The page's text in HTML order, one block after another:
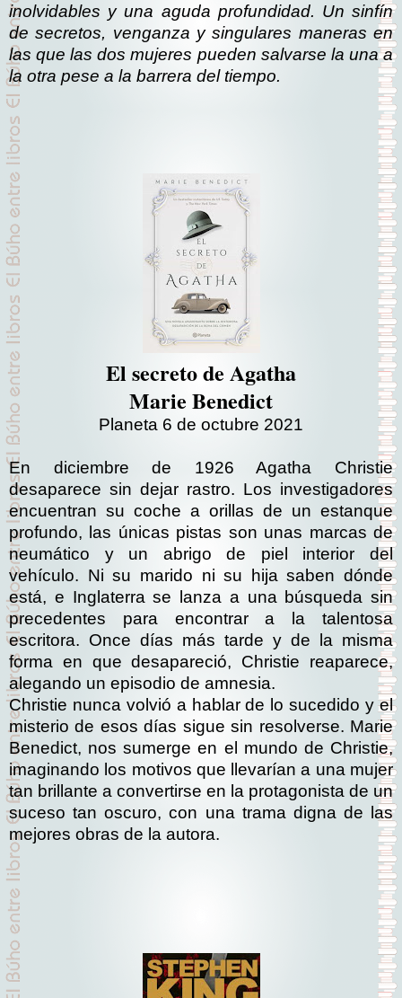
inolvidables y una aguda profundidad. Un sinfín
de secretos, venganza y singulares maneras en
las que las dos mujeres pueden salvarse la una a
la otra pese a la barrera del tiempo.
El secreto de Agatha
Marie Benedict
Planeta 6 de octubre 2021
En diciembre de 1926 Agatha Christie
desaparece sin dejar rastro. Los investigadores
encuentran su coche a orillas de un estanque
profundo, las únicas pistas son unas marcas de
neumático y un abrigo de piel interior del
vehículo. Ni su marido ni su hija saben dónde
está, e Inglaterra se lanza a una búsqueda sin
precedentes para encontrar a la talentosa
escritora. Once días más tarde y de la misma
forma en que desapareció, Christie reaparece,
alegando un episodio de amnesia.
Christie nunca volvió a hablar de lo sucedido y el
misterio de esos días sigue sin resolverse. Marie
Benedict, nos sumerge en el mundo de Christie,
imaginando los motivos que llevarían a una mujer
tan brillante a convertirse en la protagonista de un
suceso tan oscuro, con una trama digna de las
mejores obras de la autora.